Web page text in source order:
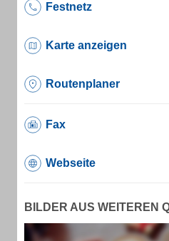
Festnetz
Karte anzeigen
Routenplaner
Fax
Webseite
BILDER AUS WEITEREN